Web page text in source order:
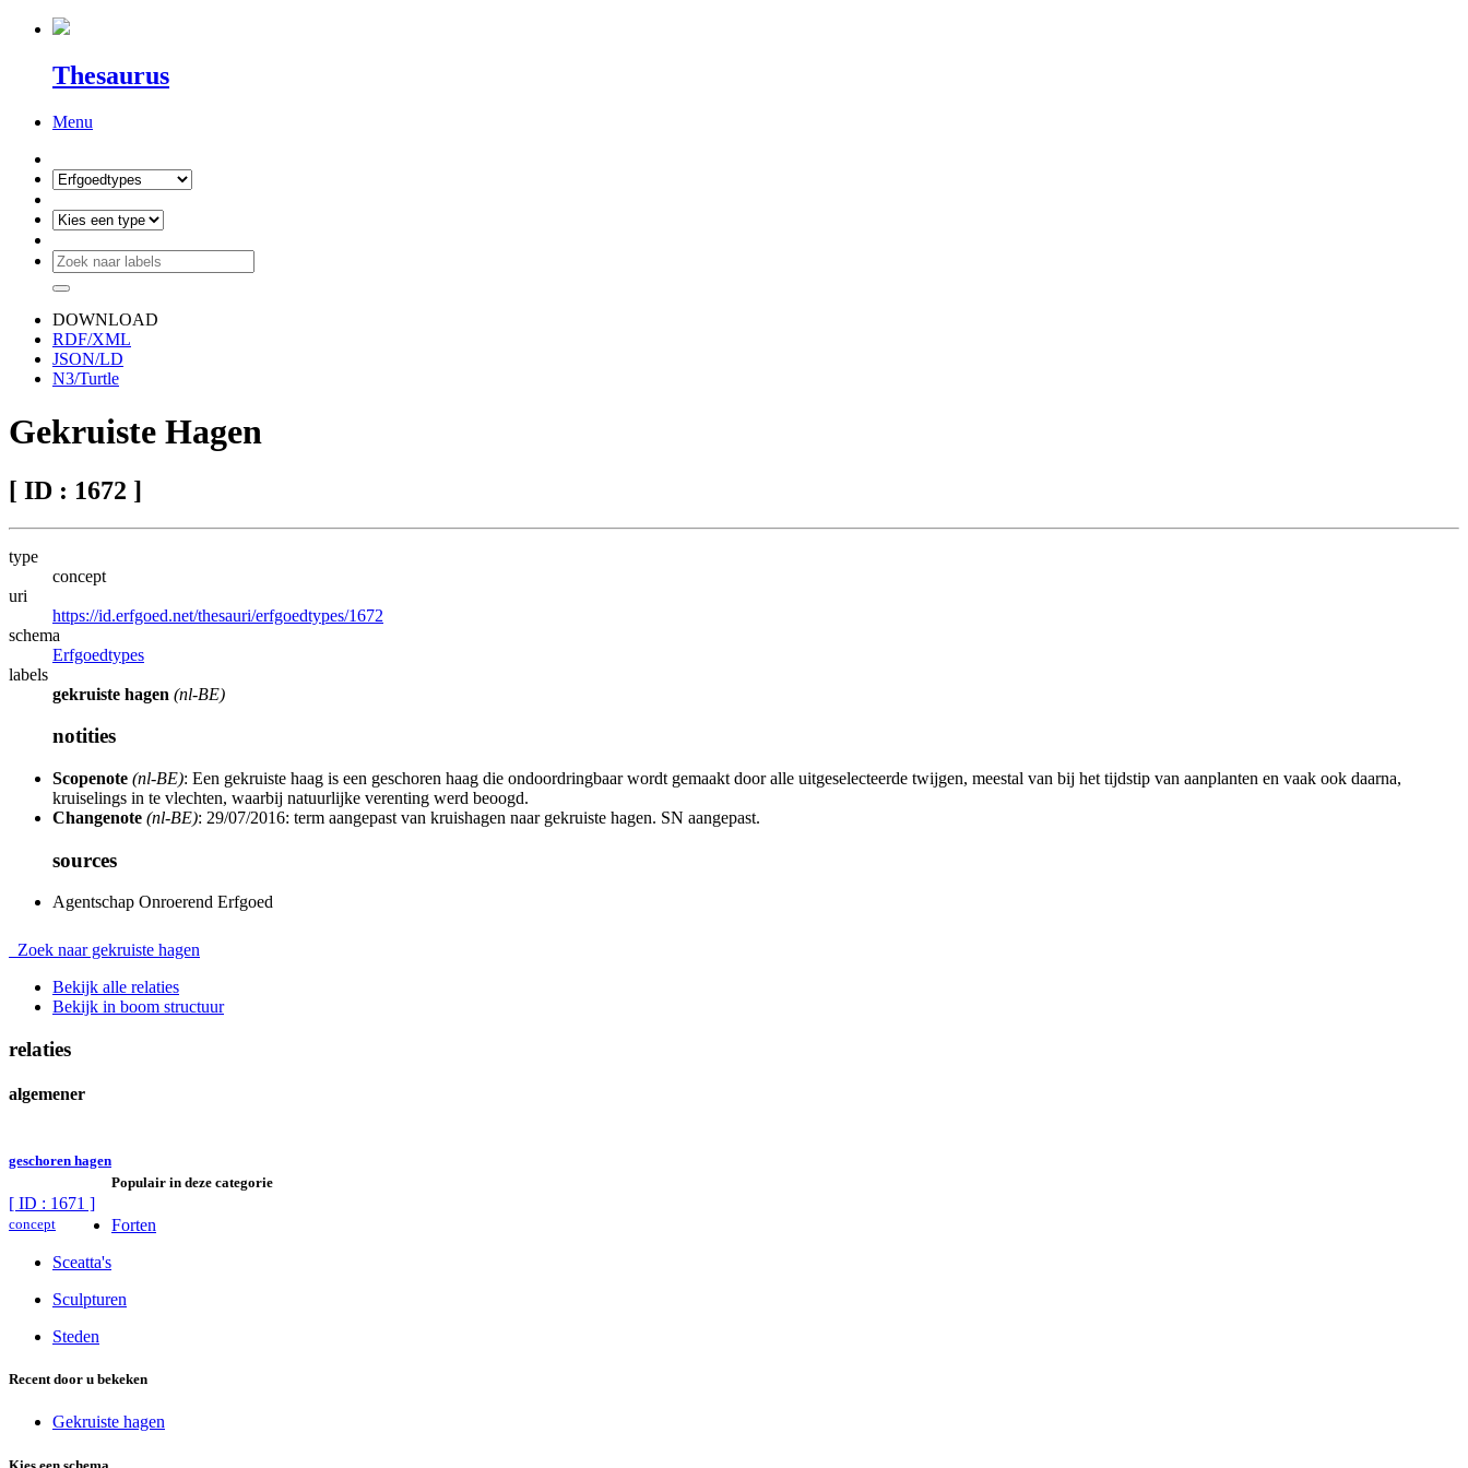
Thesaurus
Menu
DOWNLOAD
RDF/XML
JSON/LD
N3/Turtle
Gekruiste Hagen
[ ID : 1672 ]
type
concept
uri
https://id.erfgoed.net/thesauri/erfgoedtypes/1672
schema
Erfgoedtypes
labels
gekruiste hagen (nl-BE)
notities
Scopenote (nl-BE): Een gekruiste haag is een geschoren haag die ondoordringbaar wordt gemaakt door alle uitgeselecteerde twijgen, meestal van bij het tijdstip van aanplanten en vaak ook daarna,
kruiselings in te vlechten, waarbij natuurlijke verenting werd beoogd.
Changenote (nl-BE): 29/07/2016: term aangepast van kruishagen naar gekruiste hagen. SN aangepast.
sources
Agentschap Onroerend Erfgoed
Zoek naar gekruiste hagen
Bekijk alle relaties
Bekijk in boom structuur
relaties
algemener
geschoren hagen
[ ID : 1671 ]
concept
Populair in deze categorie
Forten
Sceatta's
Sculpturen
Steden
Recent door u bekeken
Gekruiste hagen